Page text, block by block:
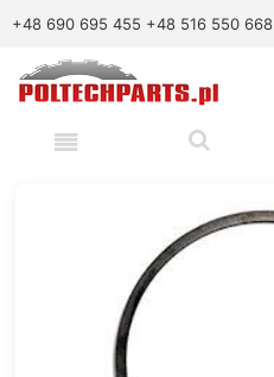
+48 690 695 455 +48 516 550 668